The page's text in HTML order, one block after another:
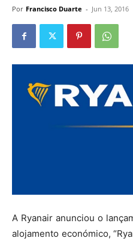
Por Francisco Duarte - Jun 13, 2016
A Ryanair anunciou o
alojamento económico,